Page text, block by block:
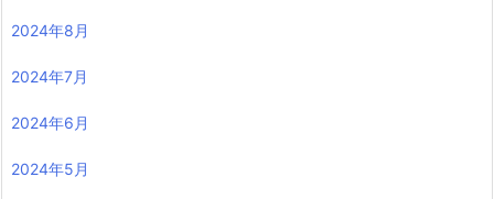
2024年8月
2024年7月
2024年6月
2024年5月